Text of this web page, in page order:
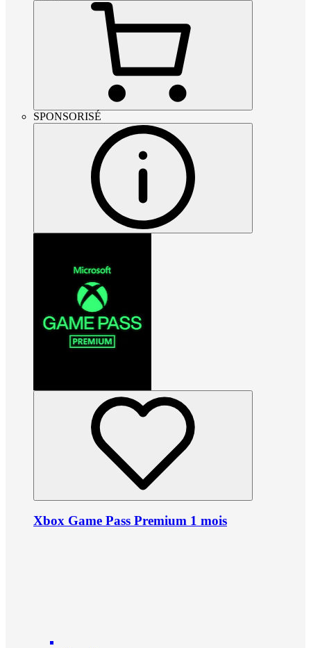
SPONSORISÉ
Xbox Game Pass Premium 1 mois